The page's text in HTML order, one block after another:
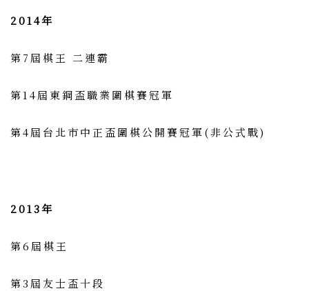
2014年
第7屆棋王 二連霸
第14屆東鋼盃職業圍棋賽冠軍
第4屆台北市中正盃圍棋公開賽冠軍(非公式戰)
2013年
第6屆棋王
第3屆友士盃十段